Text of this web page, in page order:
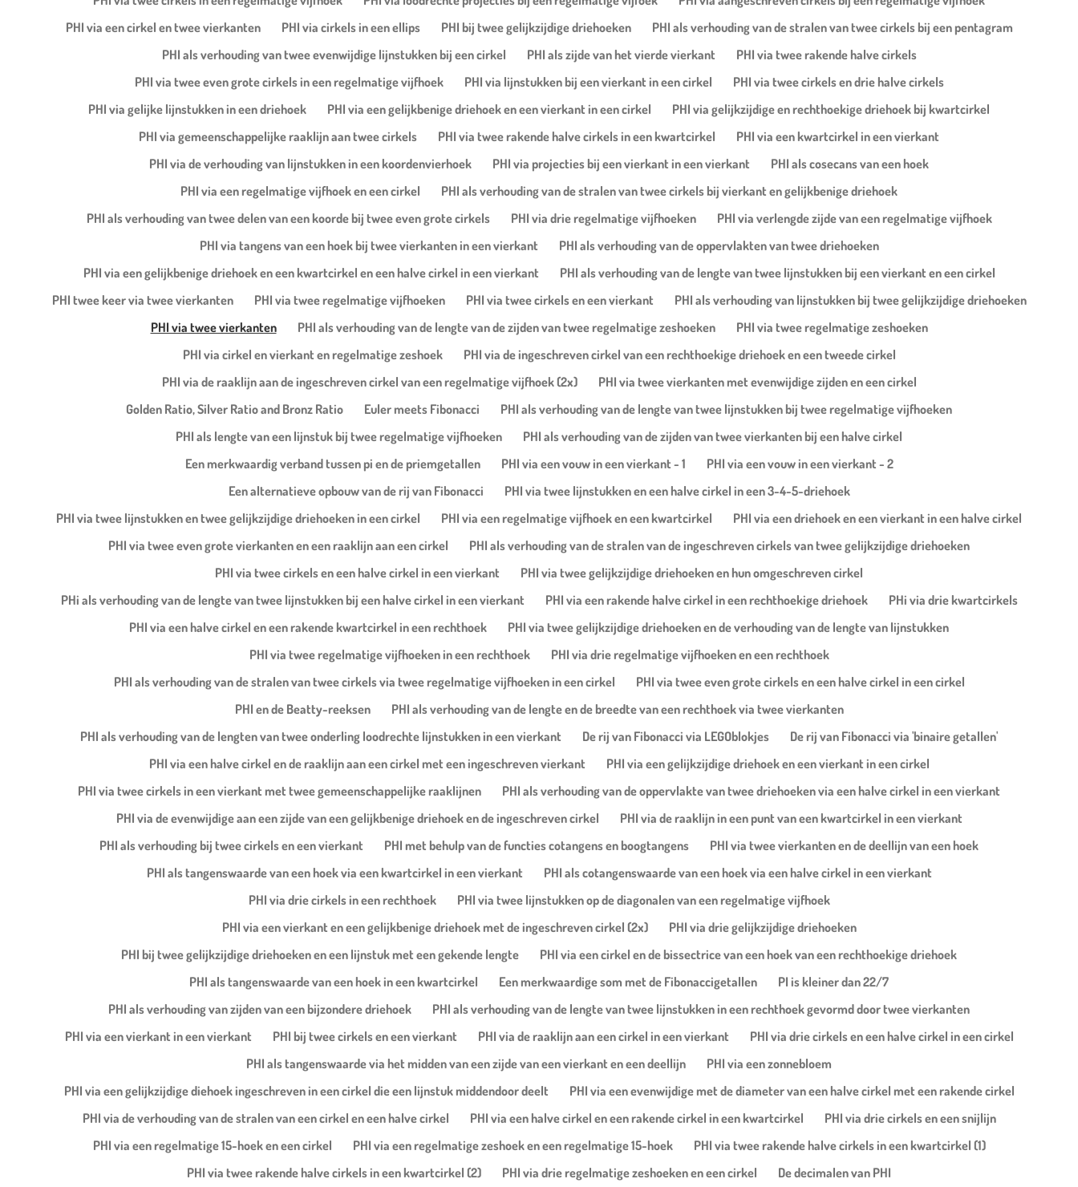
PHI via een cirkel en twee vierkanten
PHI via cirkels in een ellips PHI bij twee gelijkzijdige driehoeken
PHI als verhouding van de stralen van twee cirkels bij een pentagram
PHI als verhouding van twee evenwijdige lijnstukken bij een cirkel
PHI als zijde van het vierde vierkant
PHI via twee rakende halve cirkels
PHI via twee even grote cirkels in een regelmatige vijfhoek
PHI via lijnstukken bij een vierkant in een cirkel
PHI via twee cirkels en drie halve cirkels
PHI via gelijke lijnstukken in een driehoek
PHI via een gelijkbenige driehoek en een vierkant in een cirkel
PHI via gelijkzijdige en rechthoekige driehoek bij kwartcirkel
PHI via gemeenschappelijke raaklijn aan twee cirkels
PHI via twee rakende halve cirkels in een kwartcirkel
PHI via een kwartcirkel in een vierkant
PHI via de verhouding van lijnstukken in een koordenvierhoek
PHI via projecties bij een vierkant in een vierkant
PHI als cosecans van een hoek
PHI via een regelmatige vijfhoek en een cirkel
PHI als verhouding van de stralen van twee cirkels bij vierkant en gelijkbenige driehoek
PHI als verhouding van twee delen van een koorde bij twee even grote cirkels
PHI via drie regelmatige vijfhoeken
PHI via verlengde zijde van een regelmatige vijfhoek
PHI via tangens van een hoek bij twee vierkanten in een vierkant
PHI als verhouding van de oppervlakten van twee driehoeken
PHI via een gelijkbenige driehoek en een kwartcirkel en een halve cirkel in een vierkant
PHI als verhouding van de lengte van twee lijnstukken bij een vierkant en een cirkel
PHI twee keer via twee vierkanten
PHI via twee regelmatige vijfhoeken PHI via twee cirkels en een vierkant
PHI als verhouding van lijnstukken bij twee gelijkzijdige driehoeken
PHI via twee vierkanten
PHI als verhouding van de lengte van de zijden van twee regelmatige zeshoeken
PHI via twee regelmatige zeshoeken
PHI via cirkel en vierkant en regelmatige zeshoek
PHI via de ingeschreven cirkel van een rechthoekige driehoek en een tweede cirkel
PHI via de raaklijn aan de ingeschreven cirkel van een regelmatige vijfhoek (2x)
PHI via twee vierkanten met evenwijdige zijden en een cirkel
Golden Ratio, Silver Ratio and Bronz Ratio
Euler meets Fibonacci
PHI als verhouding van de lengte van twee lijnstukken bij twee regelmatige vijfhoeken
PHI als lengte van een lijnstuk bij twee regelmatige vijfhoeken
PHI als verhouding van de zijden van twee vierkanten bij een halve cirkel
Een merkwaardig verband tussen pi en de priemgetallen
PHI via een vouw in een vierkant - 1
PHI via een vouw in een vierkant - 2
Een alternatieve opbouw van de rij van Fibonacci
PHI via twee lijnstukken en een halve cirkel in een 3-4-5-driehoek
PHI via twee lijnstukken en twee gelijkzijdige driehoeken in een cirkel
PHI via een regelmatige vijfhoek en een kwartcirkel
PHI via een driehoek en een vierkant in een halve cirkel
PHI via twee even grote vierkanten en een raaklijn aan een cirkel
PHI als verhouding van de stralen van de ingeschreven cirkels van twee gelijkzijdige driehoeken
PHI via twee cirkels en een halve cirkel in een vierkant
PHI via twee gelijkzijdige driehoeken en hun omgeschreven cirkel
PHi als verhouding van de lengte van twee lijnstukken bij een halve cirkel in een vierkant
PHI via een rakende halve cirkel in een rechthoekige driehoek
PHi via drie kwartcirkels
PHI via een halve cirkel en een rakende kwartcirkel in een rechthoek
PHI via twee gelijkzijdige driehoeken en de verhouding van de lengte van lijnstukken
PHI via twee regelmatige vijfhoeken in een rechthoek
PHI via drie regelmatige vijfhoeken en een rechthoek
PHI als verhouding van de stralen van twee cirkels via twee regelmatige vijfhoeken in een cirkel
PHI via twee even grote cirkels en een halve cirkel in een cirkel
PHI en de Beatty-reeksen
PHI als verhouding van de lengte en de breedte van een rechthoek via twee vierkanten
PHI als verhouding van de lengten van twee onderling loodrechte lijnstukken in een vierkant
De rij van Fibonacci via LEGOblokjes
De rij van Fibonacci via 'binaire getallen'
PHI via een halve cirkel en de raaklijn aan een cirkel met een ingeschreven vierkant
PHI via een gelijkzijdige driehoek en een vierkant in een cirkel
PHI via twee cirkels in een vierkant met twee gemeenschappelijke raaklijnen
PHI als verhouding van de oppervlakte van twee driehoeken via een halve cirkel in een vierkant
PHI via de evenwijdige aan een zijde van een gelijkbenige driehoek en de ingeschreven cirkel
PHI via de raaklijn in een punt van een kwartcirkel in een vierkant
PHI als verhouding bij twee cirkels en een vierkant
PHI met behulp van de functies cotangens en boogtangens
PHI via twee vierkanten en de deellijn van een hoek
PHI als tangenswaarde van een hoek via een kwartcirkel in een vierkant
PHI als cotangenswaarde van een hoek via een halve cirkel in een vierkant
PHI via drie cirkels in een rechthoek
PHI via twee lijnstukken op de diagonalen van een regelmatige vijfhoek
PHI via een vierkant en een gelijkbenige driehoek met de ingeschreven cirkel (2x)
PHI via drie gelijkzijdige driehoeken
PHI bij twee gelijkzijdige driehoeken en een lijnstuk met een gekende lengte
PHI via een cirkel en de bissectrice van een hoek van een rechthoekige driehoek
PHI als tangenswaarde van een hoek in een kwartcirkel
Een merkwaardige som met de Fibonaccigetallen
PI is kleiner dan 22/7
PHI als verhouding van zijden van een bijzondere driehoek
PHI als verhouding van de lengte van twee lijnstukken in een rechthoek gevormd door twee vierkanten
PHI via een vierkant in een vierkant
PHI bij twee cirkels en een vierkant PHI via de raaklijn aan een cirkel in een vierkant
PHI via drie cirkels en een halve cirkel in een cirkel
PHI als tangenswaarde via het midden van een zijde van een vierkant en een deellijn
PHI via een zonnebloem
PHI via een gelijkzijdige diehoek ingeschreven in een cirkel die een lijnstuk middendoor deelt
PHI via een evenwijdige met de diameter van een halve cirkel met een rakende cirkel
PHI via de verhouding van de stralen van een cirkel en een halve cirkel
PHI via een halve cirkel en een rakende cirkel in een kwartcirkel
PHI via drie cirkels en een snijlijn
PHI via een regelmatige 15-hoek en een cirkel
PHI via een regelmatige zeshoek en een regelmatige 15-hoek
PHI via twee rakende halve cirkels in een kwartcirkel (1)
PHI via twee rakende halve cirkels in een kwartcirkel (2)
PHI via drie regelmatige zeshoeken en een cirkel De decimalen van PHI